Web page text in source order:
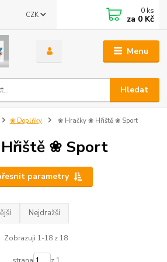
Menu
CZK
Hledat
0 ks
za 0 Kč
❀ Doplňky ❀ Hračky ❀ Hřiště ❀ Sport
❀ Sport
parametry
Nejdražší
Zobrazuji 1-18 z 18